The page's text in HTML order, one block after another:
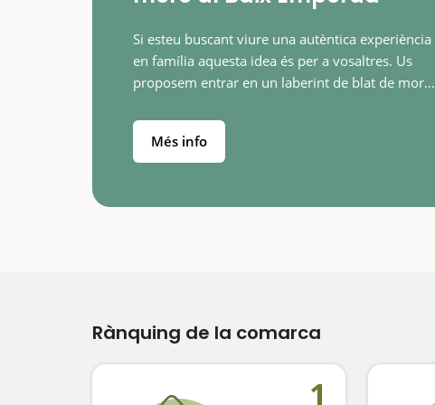
Si esteu buscant viure una autèntica experiència
en família aquesta idea és per a vosaltres. Us
proposem entrar en un laberint de blat de moro i
Més info
Rànquing de la comarca
1